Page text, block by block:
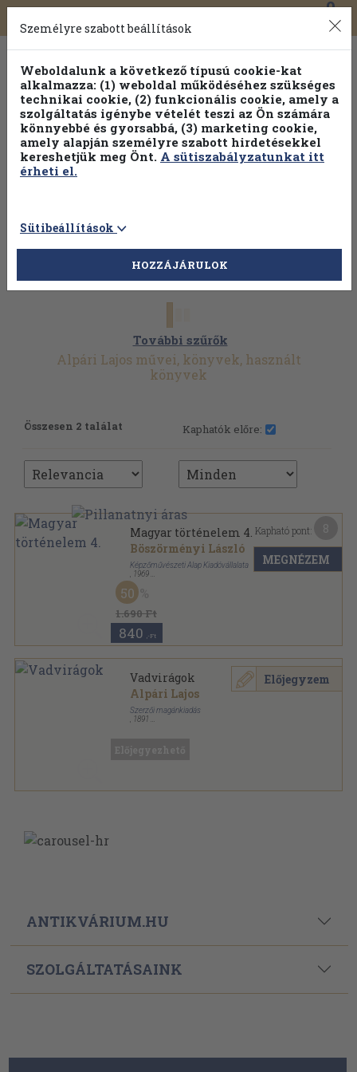
Toggle
navigation
0
További szűrők
Alpári Lajos művei, könyvek, használt
könyvek
Összesen 2 találat Kaphatók előre:
Magyar történelem 4.
Böszörményi László
Képzőművészeti Alap Kiadóvállalata
1969
Papírmappa
Arcképek sorozat
1.690 Ft
50
840 ,-Ft
Kapható pont:
MEGNÉZEM
Vadvirágok
Alpári Lajos
Szerzői magánkiadás
1891
Előjegyzem
ANTIKVÁRIUM.HU
SZOLGÁLTATÁSAINK
Személyre szabott beállítások
Weboldalunk a következő típusú cookie-kat
alkalmazza: (1) weboldal működéséhez szükséges
technikai cookie, (2) funkcionális cookie, amely a
szolgáltatás igénybe vételét teszi az Ön számára
könnyebbé és gyorsabbá, (3) marketing cookie,
amely alapján személyre szabott hirdetésekkel
kereshetjük meg Önt. A sütiszabályzatunkat itt
érheti el.
Sütibeállítások
HOZZÁJÁRULOK